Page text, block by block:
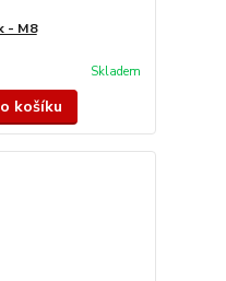
- M8
Skladem
košíku